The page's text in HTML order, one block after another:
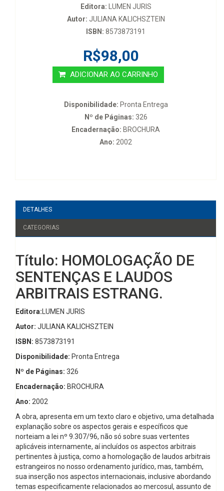
Editora: LUMEN JURIS
Autor: JULIANA KALICHSZTEIN
ISBN: 8573873191
R$98,00
ADICIONAR AO CARRINHO
Disponibilidade: Pronta Entrega
Nº de Páginas: 326
Encadernação: BROCHURA
Ano: 2002
DETALHES
CATEGORIAS
Título: HOMOLOGAÇÃO DE
SENTENÇAS E LAUDOS
ARBITRAIS ESTRANG.
Editora:LUMEN JURIS
Autor: JULIANA KALICHSZTEIN
ISBN: 8573873191
Disponibilidade: Pronta Entrega
Nº de Páginas: 326
Encadernação: BROCHURA
Ano: 2002
A obra, apresenta em um texto claro e objetivo, uma detalhada
explanação sobre os aspectos gerais e específicos que
norteiam a lei nº 9.307/96, não só sobre suas vertentes
aplicáveis internamente, aí incluídos os aspectos arbitrais
pertinentes à justiça, como a homologação de laudos arbitrais
estrangeiros no nosso ordenamento jurídico, mas, também,
sua inserção nos aspectos internacionais, inclusive abordando
temas especificamente relacionados ao mercosul, assunto de